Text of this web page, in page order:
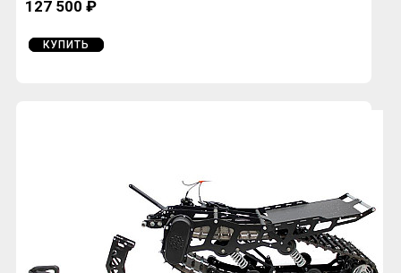
127 500 ₽
КУПИТЬ